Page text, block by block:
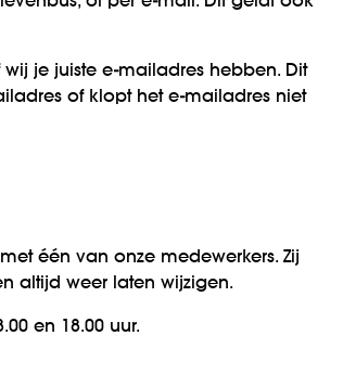
je juiste e-mailadres hebben. Dit
of klopt het e-mailadres niet
één van onze medewerkers. Zij
altijd weer laten wijzigen.
en 18.00 uur.